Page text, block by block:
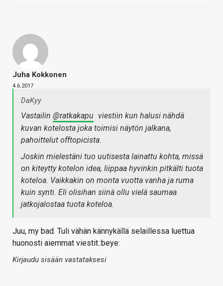
Juha Kokkonen
4.6.2017
DaKyy
Vastailin @ratkakapu viestiin kun halusi nähdä
kuvan kotelosta joka toimisi näytön jalkana,
pahoittelut offtopicista.
Joskin mielestäni tuo uutisesta lainattu kohta, missä
on kiteytty kotelon idea, liippaa hyvinkin pitkälti tuota
koteloa. Vaikkakin on monta vuotta vanha ja ruma
kuin synti. Eli olisihan siinä ollu vielä saumaa
jatkojalostaa tuota koteloa.
Juu, my bad. Tuli vähän kännykällä selaillessa luettua
huonosti aiemmat viestit.:beye:
Kirjaudu sisään vastataksesi